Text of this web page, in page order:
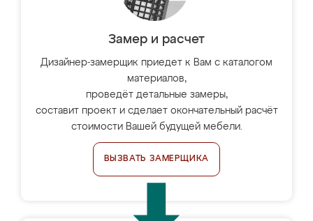
Замер и расчет
Дизайнер-замерщик приедет к Вам с каталогом
материалов,
проведёт детальные замеры,
составит проект и сделает окончательный расчёт
стоимости Вашей будущей мебели.
ВЫЗВАТЬ ЗАМЕРЩИКА